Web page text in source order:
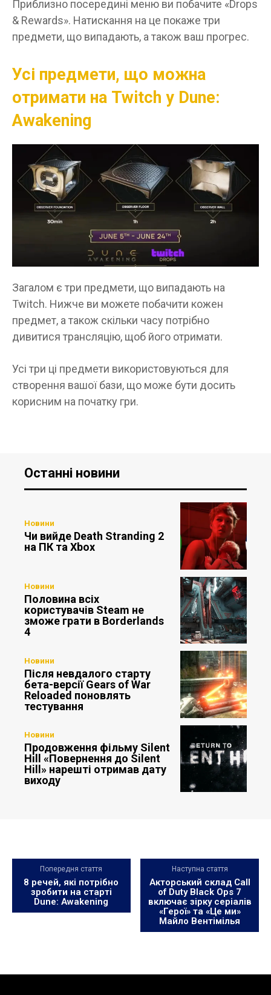
Приблизно посередині меню ви побачите «Drops
& Rewards». Натискання на це покаже три
предмети, що випадають, а також ваш прогрес.
Усі предмети, що можна
отримати на Twitch у Dune:
Awakening
Загалом є три предмети, що випадають на
Twitch. Нижче ви можете побачити кожен
предмет, а також скільки часу потрібно
дивитися трансляцію, щоб його отримати.
Усі три ці предмети використовуються для
створення вашої бази, що може бути досить
корисним на початку гри.
Останні новини
Новини
Чи вийде Death Stranding 2
на ПК та Xbox
Новини
Половина всіх
користувачів Steam не
зможе грати в Borderlands
4
Новини
Після невдалого старту
бета-версії Gears of War
Reloaded поновлять
тестування
Новини
Продовження фільму Silent
Hill «Повернення до Silent
Hill» нарешті отримав дату
виходу
Попередня стаття
8 речей, які потрібно
зробити на старті
Dune: Awakening
Наступна стаття
Акторський склад Call
of Duty Black Ops 7
включає зірку серіалів
«Герої» та «Це ми»
Майло Вентімілья